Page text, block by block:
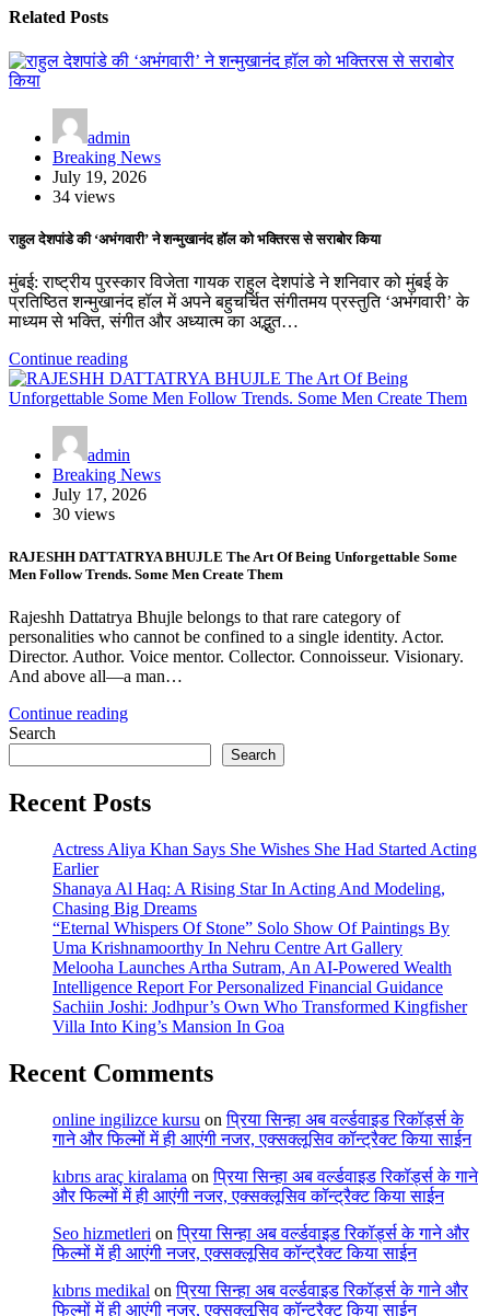
Related Posts
admin
Breaking News
July 19, 2026
34 views
राहुल देशपांडे की ‘अभंगवारी’ ने शन्मुखानंद हॉल को भक्तिरस से सराबोर किया
मुंबई: राष्ट्रीय पुरस्कार विजेता गायक राहुल देशपांडे ने शनिवार को मुंबई के
प्रतिष्ठित शन्मुखानंद हॉल में अपने बहुचर्चित संगीतमय प्रस्तुति ‘अभंगवारी’ के
माध्यम से भक्ति, संगीत और अध्यात्म का अद्भुत…
Continue reading
admin
Breaking News
July 17, 2026
30 views
RAJESHH DATTATRYA BHUJLE The Art Of Being Unforgettable Some
Men Follow Trends. Some Men Create Them
Rajeshh Dattatrya Bhujle belongs to that rare category of
personalities who cannot be confined to a single identity. Actor.
Director. Author. Voice mentor. Collector. Connoisseur. Visionary.
And above all—a man…
Continue reading
Search
Search
Recent Posts
Actress Aliya Khan Says She Wishes She Had Started Acting
Earlier
Shanaya Al Haq: A Rising Star In Acting And Modeling,
Chasing Big Dreams
“Eternal Whispers Of Stone” Solo Show Of Paintings By
Uma Krishnamoorthy In Nehru Centre Art Gallery
Melooha Launches Artha Sutram, An AI-Powered Wealth
Intelligence Report For Personalized Financial Guidance
Sachiin Joshi: Jodhpur’s Own Who Transformed Kingfisher
Villa Into King’s Mansion In Goa
Recent Comments
online ingilizce kursu onप्रिया सिन्हा अब वर्ल्डवाइड रिकॉर्ड्स के
गाने और फिल्मों में ही आएंगी नजर, एक्सक्लूसिव कॉन्ट्रैक्ट किया साईन
kıbrıs araç kiralama onप्रिया सिन्हा अब वर्ल्डवाइड रिकॉर्ड्स के गाने
और फिल्मों में ही आएंगी नजर, एक्सक्लूसिव कॉन्ट्रैक्ट किया साईन
Seo hizmetleri onप्रिया सिन्हा अब वर्ल्डवाइड रिकॉर्ड्स के गाने और
फिल्मों में ही आएंगी नजर, एक्सक्लूसिव कॉन्ट्रैक्ट किया साईन
kıbrıs medikal onप्रिया सिन्हा अब वर्ल्डवाइड रिकॉर्ड्स के गाने और
फिल्मों में ही आएंगी नजर, एक्सक्लूसिव कॉन्ट्रैक्ट किया साईन